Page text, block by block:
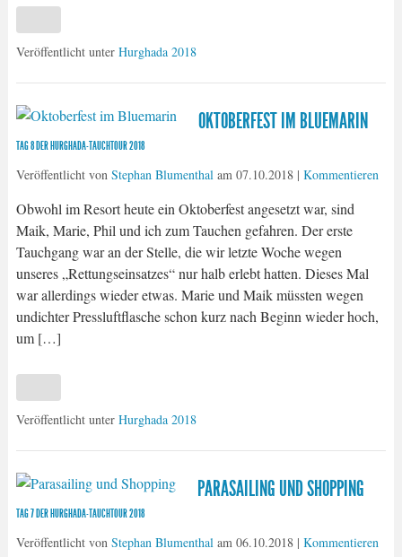
Veröffentlicht unter Hurghada 2018
OKTOBERFEST IM BLUEMARIN
TAG 8 DER HURGHADA-TAUCHTOUR 2018
Veröffentlicht von Stephan Blumenthalam 07.10.2018| Kommentieren
Obwohl im Resort heute ein Oktoberfest angesetzt war, sind
Maik, Marie, Phil und ich zum Tauchen gefahren. Der erste
Tauchgang war an der Stelle, die wir letzte Woche wegen
unseres „Rettungseinsatzes“ nur halb erlebt hatten. Dieses Mal
war allerdings wieder etwas. Marie und Maik müssten wegen
undichter Pressluftflasche schon kurz nach Beginn wieder hoch,
um […]
Veröffentlicht unter Hurghada 2018
PARASAILING UND SHOPPING
TAG 7 DER HURGHADA-TAUCHTOUR 2018
Veröffentlicht von Stephan Blumenthalam 06.10.2018| Kommentieren